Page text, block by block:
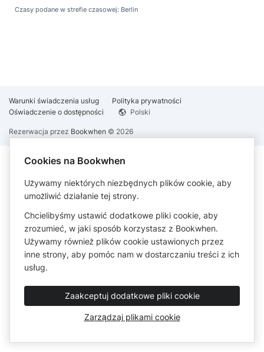
Czasy podane w strefie czasowej: Berlin
Warunki świadczenia usług
Polityka prywatności
Oświadczenie o dostępności
Polski
Rezerwacja przez Bookwhen © 2026
Cookies na Bookwhen
Używamy niektórych niezbędnych plików cookie, aby
umożliwić działanie tej strony.
Chcielibyśmy ustawić dodatkowe pliki cookie, aby
zrozumieć, w jaki sposób korzystasz z Bookwhen.
Używamy również plików cookie ustawionych przez
inne strony, aby pomóc nam w dostarczaniu treści z ich
usług.
Zaakceptuj dodatkowe pliki cookie
Zarządzaj plikami cookie